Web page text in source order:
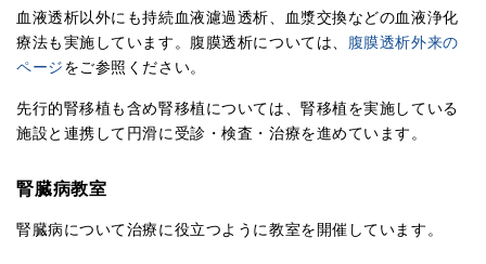
血液透析以外にも持続血液濾過透析、血漿交換などの血液浄化
療法も実施しています。腹膜透析については、 腹膜透析外来の
ページをご参照ください。
先行的腎移植も含め腎移植については、腎移植を実施している
施設と連携して円滑に受診・検査・治療を進めています。
腎臓病教室
腎臓病について治療に役立つように教室を開催しています。